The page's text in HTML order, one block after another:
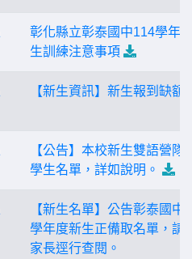
彰化縣立彰泰國中114學年
生訓練注意事項
【新生資訊】新生報到缺額
【公告】本校新生雙語營隊
學生名單，詳如說明。
【新生名單】公告彰泰國中
學年度新生正備取名單，請
家長逕行查閱。